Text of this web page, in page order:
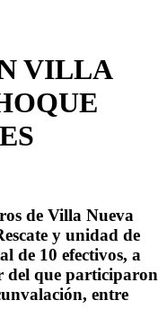
VILLA
de Villa Nueva
y unidad de
de 10 efectivos, a
del que participaron
entre